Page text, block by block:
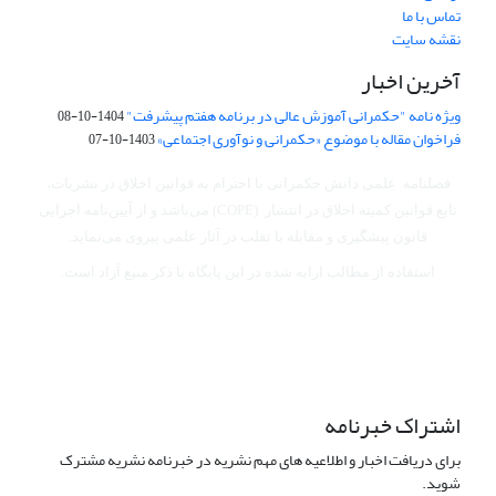
تماس با ما
نقشه سایت
آخرین اخبار
ویژه نامه "حکمرانی آموزش عالی در برنامه هفتم پیشرفت"1404-10-08
فراخوان مقاله با موضوع «حکمرانی و نوآوری اجتماعی»1403-10-07
اشتراک خبرنامه
برای دریافت اخبار و اطلاعیه های مهم نشریه در خبرنامه نشریه مشترک
شوید.